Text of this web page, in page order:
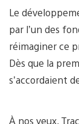
Le
par l’un des
réimaginer ce
Dès que la
s’accordaient
À nos yeux,